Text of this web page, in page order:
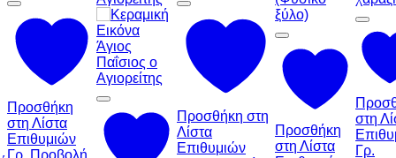
Προσθήκη
στη Λίστα
Επιθυμιών
Προσθήκη στη
Λίστα
Επιθυμιών
Προσθήκη
στη Λίστα
στη
Γρ.